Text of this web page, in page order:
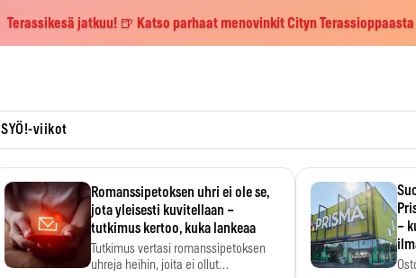
Terassikesä jatkuu! 🍺 Katso parhaat menovinkit Cityn
SYÖ!-viikot
Romanssipetoksen uhri ei ole se,
jota yleisesti kuvitellaan –
tutkimus kertoo, kuka lankeaa
Tutkimus vertasi romanssipetoksen
uhreja heihin, joita ei ollut…
–